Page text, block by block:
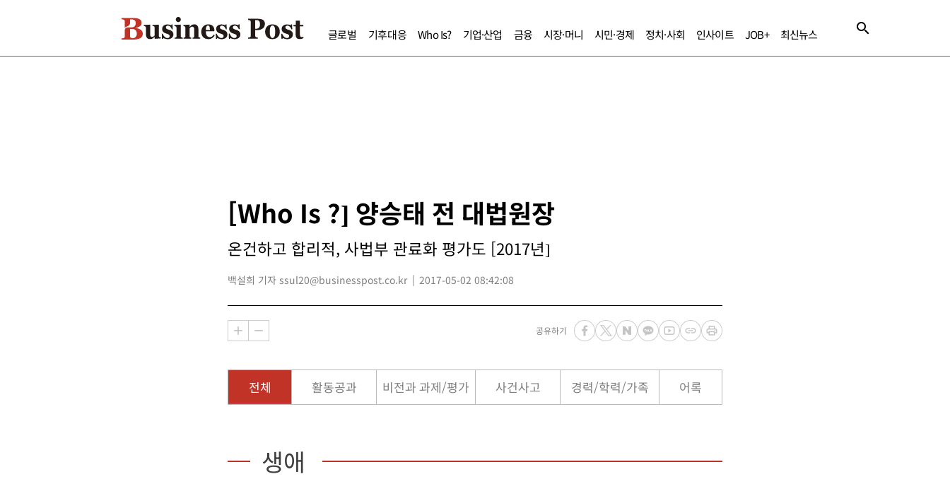
글로벌 기후대응 Who Is? 기업·산업 금융 시장·머니 시민·경제 정치·사회 인사이트 JOB+ 최신뉴스
[Who Is ?] 양승태 전 대법원장
온건하고 합리적, 사법부 관료화 평가도 [2017년]
백설희 기자 ssul20@businesspost.co.kr 2017-05-02 08:42:08
공유하기
전체 활동공과 비전과 과제/평가 사건사고 경력/학력/가족 어록
생애